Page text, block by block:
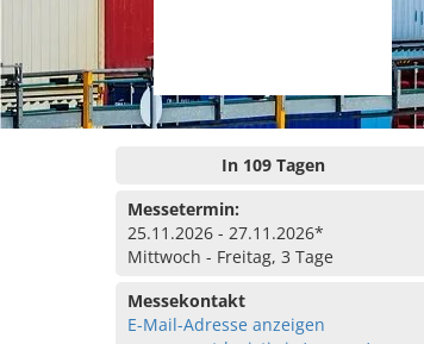
In 109 Tagen
Messetermin:
25.11.2026 - 27.11.2026*
Mittwoch - Freitag, 3 Tage
Messekontakt
E-Mail-Adresse anzeigen